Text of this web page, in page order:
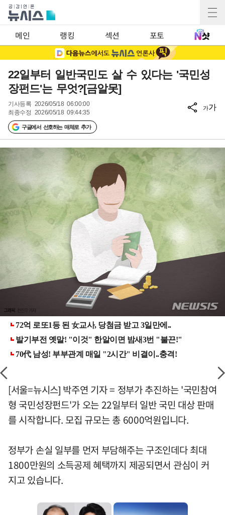
메인 랭킹 섹션 포토
22일부터 일반국민도 살 수 있다는 '국민성
장펀드'는 무엇?[금알못]
기사등록 2026/05/18 06:00:00
최종수정 2026/05/18 09:44:35
구글에서 선호하는 매체로 추가
가가
[서울=뉴시스] 박주연 기자 = 정부가 추진하는 '국민참여
형 국민성장펀드'가 오는 22일부터 일반 국민 대상 판매
를 시작합니다. 모집 규모는 총 6000억원입니다.
정부가 손실 일부를 먼저 부담해주는 구조인데다 최대
1800만원의 소득공제 혜택까지 제공되면서 관심이 커
지고 있습니다.